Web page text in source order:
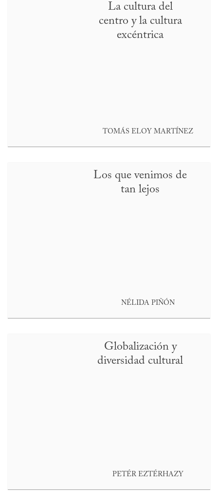
La cultura del
centro y la cultura
excéntrica
TOMÁS ELOY MARTÍNEZ
Los que venimos de
tan lejos
NÉLIDA PIÑÓN
Globalización y
diversidad cultural
PETÉR EZTÉRHAZY